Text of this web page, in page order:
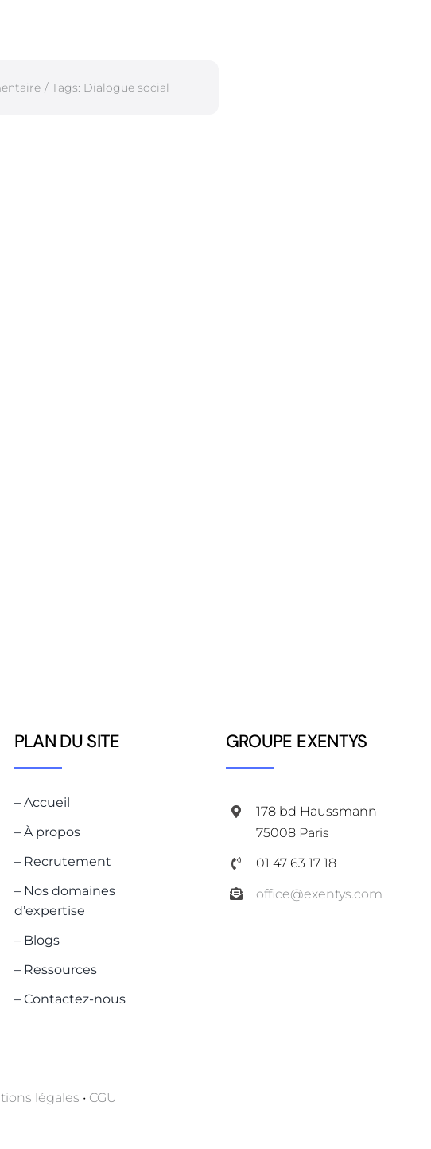
/ Tags: Dialogue social
PLAN DU SITE
– Accueil
– À propos
– Recrutement
– Nos domaines
d’expertise
– Blogs
– Ressources
– Contactez-nous
GROUPE EXENTYS
178 bd Haussmann
75008 Paris
01 47 63 17 18
office@exentys.com
légales • CGU